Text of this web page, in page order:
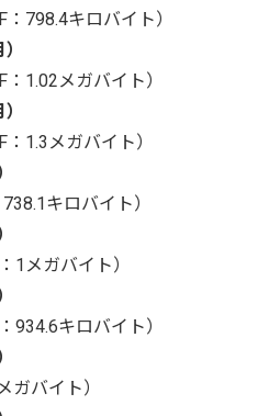
：798.4キロバイト）
：1.02メガバイト）
：1.3メガバイト）
738.1キロバイト）
1メガバイト）
934.6キロバイト）
ガバイト）